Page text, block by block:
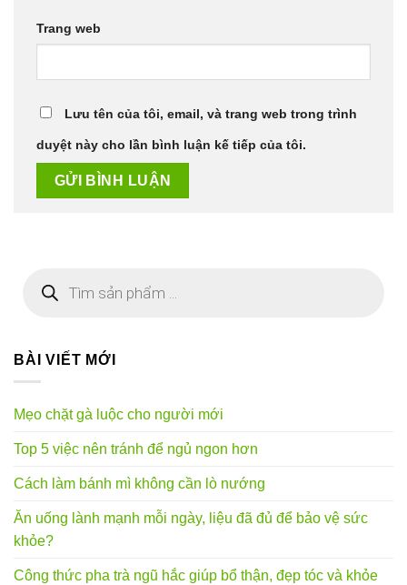
Trang web
Lưu tên của tôi, email, và trang web trong trình
duyệt này cho lần bình luận kế tiếp của tôi.
kiếm
BÀI VIẾT MỚI
Mẹo chặt gà luộc cho người mới
Top 5 việc nên tránh để ngủ ngon hơn
Cách làm bánh mì không cần lò nướng
Ăn uống lành mạnh mỗi ngày, liệu đã đủ để bảo vệ sức
khỏe?
Công thức pha trà ngũ hắc giúp bổ thận, đẹp tóc và khỏe